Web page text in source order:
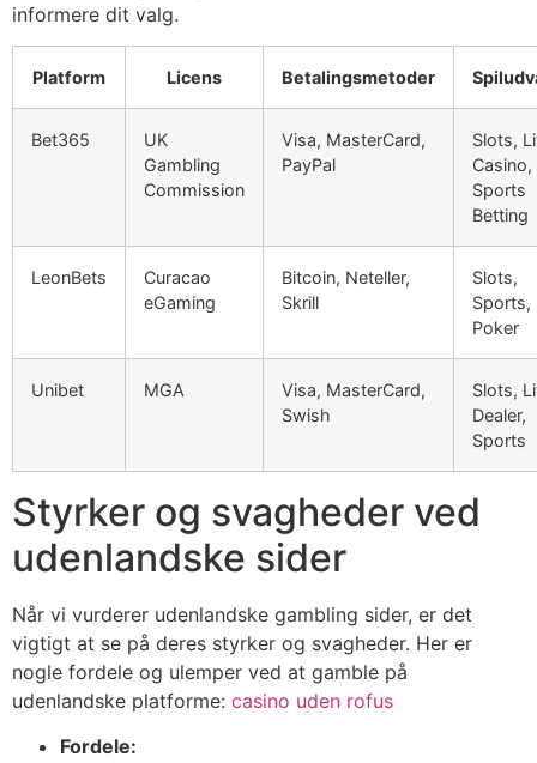
informere dit valg.
Platform Licens Betalingsmetoder
Bet365
UK
Gambling
Commission
Visa, MasterCard,
PayPal
Slots,
Casino,
Sports
Betting
LeonBets
Curacao
eGaming
Bitcoin, Neteller,
Skrill
Slots,
Sports,
Poker
Unibet MGA
Visa, MasterCard,
Swish
Slots,
Dealer,
Sports
Styrker og svagheder ved
udenlandske sider
Når vi vurderer udenlandske gambling sider, er det
vigtigt at se på deres styrker og svagheder. Her er
nogle fordele og ulemper ved at gamble på
udenlandske platforme: casino uden rofus
Fordele: